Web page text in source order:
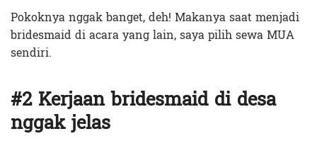
Pokoknya nggak banget, deh! Makanya saat menjadi
bridesmaid di acara yang lain, saya pilih sewa MUA
sendiri.
#2 Kerjaan bridesmaid di desa
nggak jelas